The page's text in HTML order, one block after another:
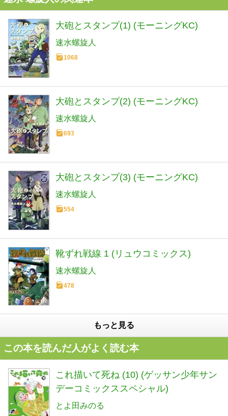
大砲とスタンプ(1) (モーニングKC)
速水螺旋人
1068
大砲とスタンプ(2) (モーニングKC)
速水螺旋人
693
大砲とスタンプ(3) (モーニングKC)
速水螺旋人
554
靴ずれ戦線 1 (リュウコミックス)
速水螺旋人
478
もっと見る
この本を読んだ人がよく読む本
これ描いて死ね (10) (ゲッサン少年サン
デーコミックススペシャル)
とよ田みのる